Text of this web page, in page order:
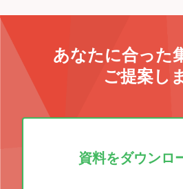
あなたに合った
ご提案し
資料をダウンロ